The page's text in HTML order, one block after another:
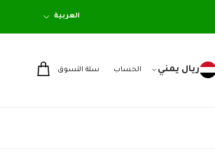
العربية
ريال يمني الحساب سلة التسوق